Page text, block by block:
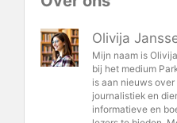
Olivija
Mijn naam is
bij het medium
is aan nieuws
journalistiek en
informatieve en